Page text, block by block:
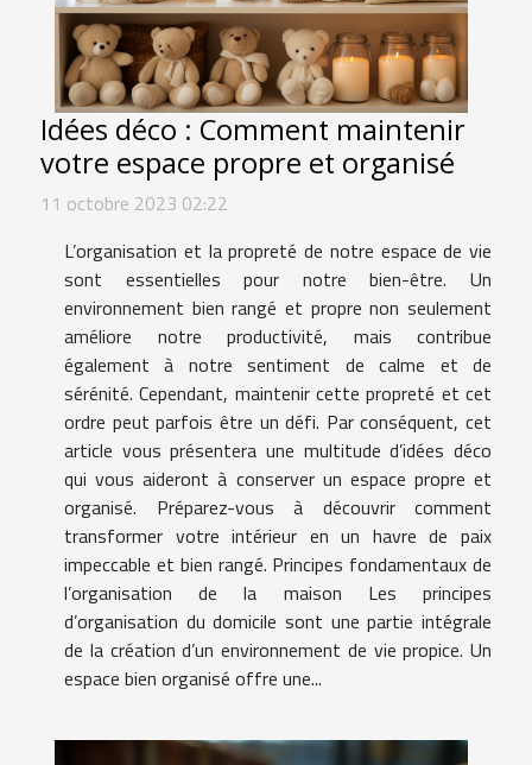
Idées déco : Comment maintenir
votre espace propre et organisé
11 octobre 2023 02:22
L’organisation et la propreté de notre espace de vie
sont essentielles pour notre bien-être. Un
environnement bien rangé et propre non seulement
améliore notre productivité, mais contribue
également à notre sentiment de calme et de
sérénité. Cependant, maintenir cette propreté et cet
ordre peut parfois être un défi. Par conséquent, cet
article vous présentera une multitude d’idées déco
qui vous aideront à conserver un espace propre et
organisé. Préparez-vous à découvrir comment
transformer votre intérieur en un havre de paix
impeccable et bien rangé. Principes fondamentaux de
l’organisation de la maison Les principes
d’organisation du domicile sont une partie intégrale
de la création d’un environnement de vie propice. Un
espace bien organisé offre une...